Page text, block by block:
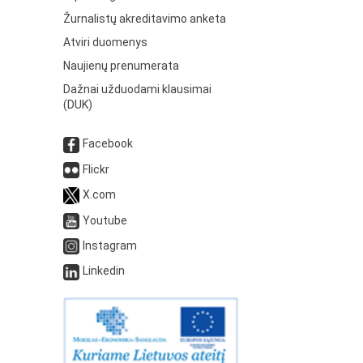
Žurnalistų akreditavimo anketa
Atviri duomenys
Naujienų prenumerata
Dažnai užduodami klausimai
(DUK)
Facebook
Flickr
X.com
Youtube
Instagram
Linkedin